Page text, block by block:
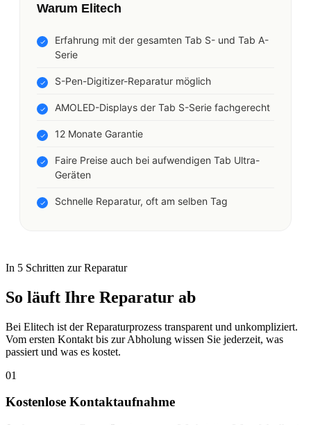
Warum Elitech
Erfahrung mit der gesamten Tab S- und Tab A-
Serie
S-Pen-Digitizer-Reparatur möglich
AMOLED-Displays der Tab S-Serie fachgerecht
12 Monate Garantie
Faire Preise auch bei aufwendigen Tab Ultra-
Geräten
Schnelle Reparatur, oft am selben Tag
In 5 Schritten zur Reparatur
So läuft Ihre Reparatur ab
Bei Elitech ist der Reparaturprozess transparent und unkompliziert.
Vom ersten Kontakt bis zur Abholung wissen Sie jederzeit, was
passiert und was es kostet.
01
Kostenlose Kontaktaufnahme